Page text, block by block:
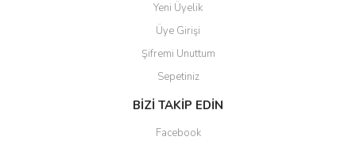
Yeni Üyelik
Üye Girişi
Şifremi Unuttum
Sepetiniz
BİZİ TAKİP EDİN
Facebook